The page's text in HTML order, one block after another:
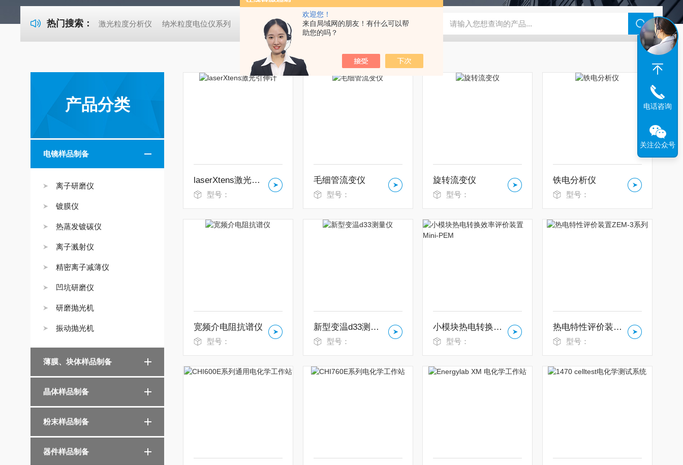
欢迎您！
来自局域网的朋友！有什么可以帮
助您的吗？
热门搜索： 激光粒度分析仪 纳米粒度电位仪系列 真空封管机系统 CHI600E系列通用电化学工作站 AT 200M台式原子层沉积系统-可放入手套箱 VibroMet2振动抛光机
产品分类
电镜样品制备
离子研磨仪
镀膜仪
热蒸发镀碳仪
离子溅射仪
精密离子减薄仪
凹坑研磨仪
研磨抛光机
振动抛光机
薄膜、块体样品制备
晶体样品制备
粉末样品制备
器件样品制备
laserXtens激光引伸计
型号：
毛细管流变仪
型号：
旋转流变仪
型号：
铁电分析仪
型号：
宽频介电阻抗谱仪
型号：
新型变温d33测量仪
型号：
小模块热电转换效率评价装置Mini-PEM
型号：
热电特性评价装置ZEM-3系列
型号：
电话咨询
关注公众号